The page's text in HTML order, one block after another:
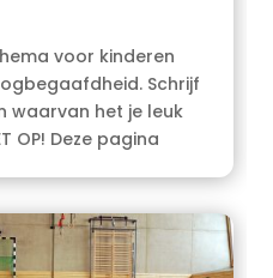
voor kinderen
Schrijf
waarvan het je leuk
OP! Deze pagina